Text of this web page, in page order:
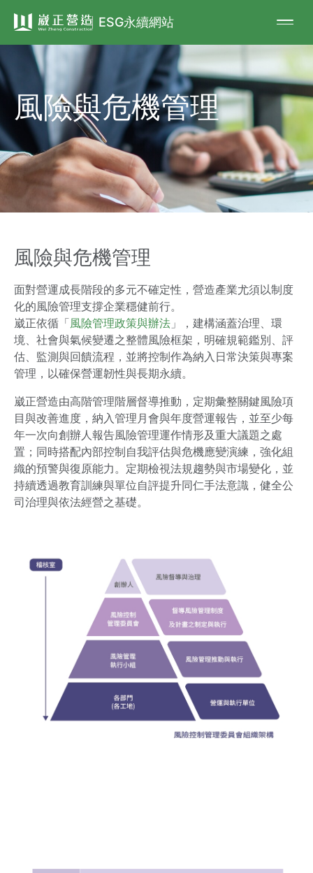
ESG永續網站
風險與危機管理
風險與危機管理
面對營運成長階段的多元不確定性，營造產業尤須以制度
化的風險管理支撐企業穩健前行。
崴正依循「風險管理政策與辦法 」，建構涵蓋治理、環
境、社會與氣候變遷之整體風險框架，明確規範鑑別、評
估、監測與回饋流程，並將控制作為納入日常決策與專案
管理，以確保營運韌性與長期永續。
崴正營造由高階管理階層督導推動，定期彙整關鍵風險項
目與改善進度，納入管理月會與年度營運報告，並至少每
年一次向創辦人報告風險管理運作情形及重大議題之處
置；同時搭配內部控制自我評估與危機應變演練，強化組
織的預警與復原能力。定期檢視法規趨勢與市場變化，並
持續透過教育訓練與單位自評提升同仁手法意識，健全公
司治理與依法經營之基礎。